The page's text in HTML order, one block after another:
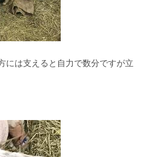
には支えると自力で数分ですが立